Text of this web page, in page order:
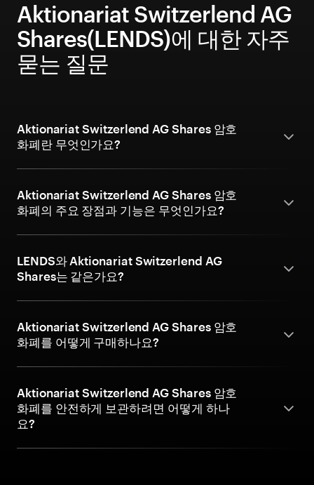
Aktionariat Switzerlend AG
Shares(LENDS)에 대한 자주
묻는 질문
Aktionariat Switzerlend AG Shares 암호
화폐란 무엇인가요?
Aktionariat Switzerlend AG Shares 암호
화폐의 주요 장점과 기능은 무엇인가요?
LENDS와 Aktionariat Switzerlend AG
Shares는 같은가요?
Aktionariat Switzerlend AG Shares 암호
화폐를 어떻게 구매하나요?
Aktionariat Switzerlend AG Shares 암호
화폐를 안전하게 보관하려면 어떻게 하나
요?